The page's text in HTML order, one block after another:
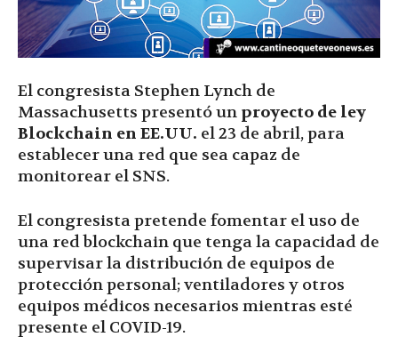
El congresista Stephen Lynch de
Massachusetts presentó un proyecto de ley
Blockchain en EE.UU. el 23 de abril, para
establecer una red que sea capaz de
monitorear el SNS.
El congresista pretende fomentar el uso de
una red blockchain que tenga la capacidad de
supervisar la distribución de equipos de
protección personal; ventiladores y otros
equipos médicos necesarios mientras esté
presente el COVID-19.